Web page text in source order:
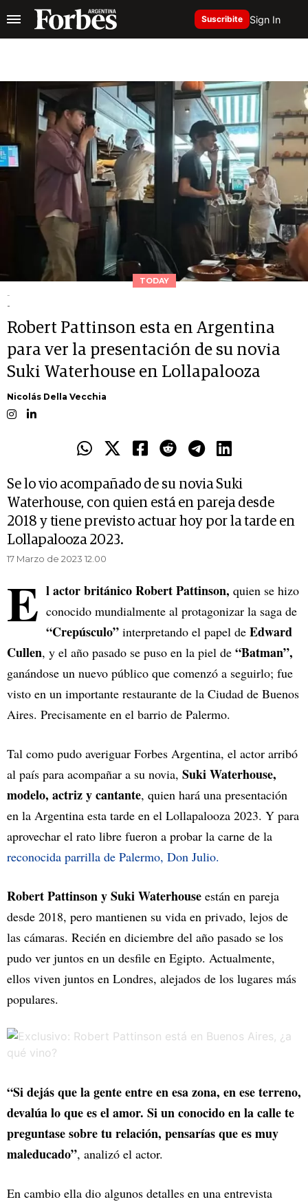
Suscribite Sign In
TODAY
-
-
Robert Pattinson esta en Argentina
para ver la presentación de su novia
Suki Waterhouse en Lollapalooza
Nicolás Della Vecchia
Se lo vio acompañado de su novia Suki
Waterhouse, con quien está en pareja desde
2018 y tiene previsto actuar hoy por la tarde en
Lollapalooza 2023.
17 Marzo de 2023 12.00
E l actor británico Robert Pattinson, quien se hizo
conocido mundialmente al protagonizar la saga de
“Crepúsculo” interpretando el papel de Edward
Cullen, y el año pasado se puso en la piel de “Batman”,
ganándose un nuevo público que comenzó a seguirlo; fue
visto en un importante restaurante de la Ciudad de Buenos
Aires. Precisamente en el barrio de Palermo.
Tal como pudo averiguar Forbes Argentina, el actor arribó
al país para acompañar a su novia, Suki Waterhouse,
modelo, actriz y cantante, quien hará una presentación
en la Argentina esta tarde en el Lollapalooza 2023. Y para
aprovechar el rato libre fueron a probar la carne de la
reconocida parrilla de Palermo, Don Julio.
Robert Pattinson y Suki Waterhouse están en pareja
desde 2018, pero mantienen su vida en privado, lejos de
las cámaras. Recién en diciembre del año pasado se los
pudo ver juntos en un desfile en Egipto. Actualmente,
ellos viven juntos en Londres, alejados de los lugares más
populares.
“Si dejás que la gente entre en esa zona, en ese terreno,
devalúa lo que es el amor. Si un conocido en la calle te
preguntase sobre tu relación, pensarías que es muy
maleducado”, analizó el actor.
En cambio ella dio algunos detalles en una entrevista